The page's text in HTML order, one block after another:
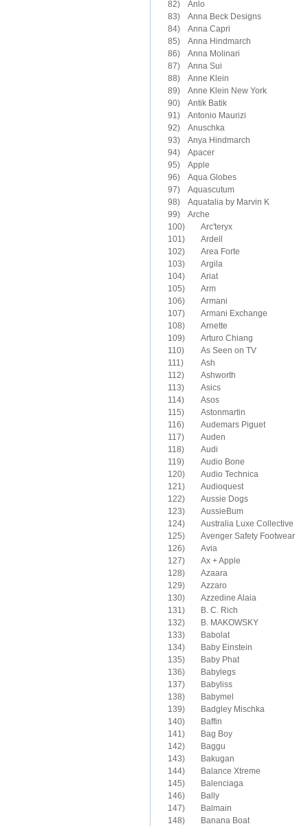
82)　Anlo
83)　Anna Beck Designs
84)　Anna Capri
85)　Anna Hindmarch
86)　Anna Molinari
87)　Anna Sui
88)　Anne Klein
89)　Anne Klein New York
90)　Antik Batik
91)　Antonio Maurizi
92)　Anuschka
93)　Anya Hindmarch
94)　Apacer
95)　Apple
96)　Aqua Globes
97)　Aquascutum
98)　Aquatalia by Marvin K
99)　Arche
100)	Arc'teryx
101)	Ardell
102)	Area Forte
103)	Argila
104)	Ariat
105)	Arm
106)	Armani
107)	Armani Exchange
108)	Arnette
109)	Arturo Chiang
110)	As Seen on TV
111)	Ash
112)	Ashworth
113)	Asics
114)	Asos
115)	Astonmartin
116)	Audemars Piguet
117)	Auden
118)	Audi
119)	Audio Bone
120)	Audio Technica
121)	Audioquest
122)	Aussie Dogs
123)	AussieBum
124)	Australia Luxe Collective
125)	Avenger Safety Footwear
126)	Avia
127)	Ax + Apple
128)	Azaara
129)	Azzaro
131)	B. C. Rich
132)	B. MAKOWSKY
133)	Babolat
134)	Baby Einstein
135)	Baby Phat
136)	Babylegs
137)	Babyliss
138)	Babymel
139)	Badgley Mischka
140)	Baffin
141)	Bag Boy
142)	Baggu
143)	Bakugan
144)	Balance Xtreme
145)	Balenciaga
146)	Bally
147)	Balmain
148)	Banana Boat